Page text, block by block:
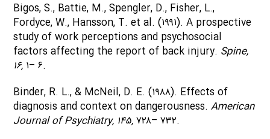
Bigos, S., Battie, M., Spengler, D., Fisher, L.,
Fordyce, W., Hansson, T. et al. (۱۹۹۱). A prospective
study of work perceptions and psychosocial
factors affecting the report of back injury. Spine,
۱۶, ۱– ۶.
Binder, R. L., & McNeil, D. E. (۱۹۸۸). Effects of
diagnosis and context on dangerousness.American
Journal of Psychiatry, ۱۴۵,۷۲۸– ۷۳۲.